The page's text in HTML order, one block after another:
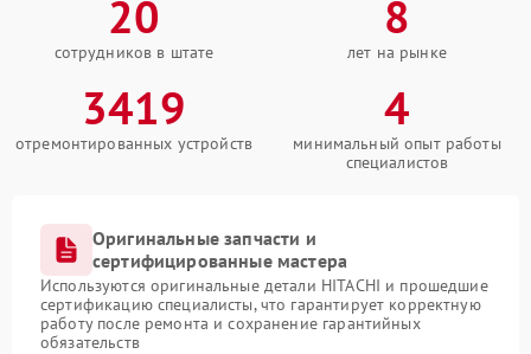
20
сотрудников в штате
8
лет на рынке
3419
отремонтированных устройств
4
минимальный опыт работы
специалистов
Оригинальные запчасти и
сертифицированные мастера
Используются оригинальные детали HITACHI и прошедшие
сертификацию специалисты, что гарантирует корректную
работу после ремонта и сохранение гарантийных
обязательств